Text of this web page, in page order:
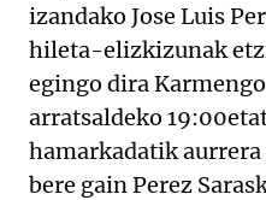
izandako Jose Luis
hileta-elizkizunak
egingo dira
arratsaldeko
hamarkadatik
bere gain Perez